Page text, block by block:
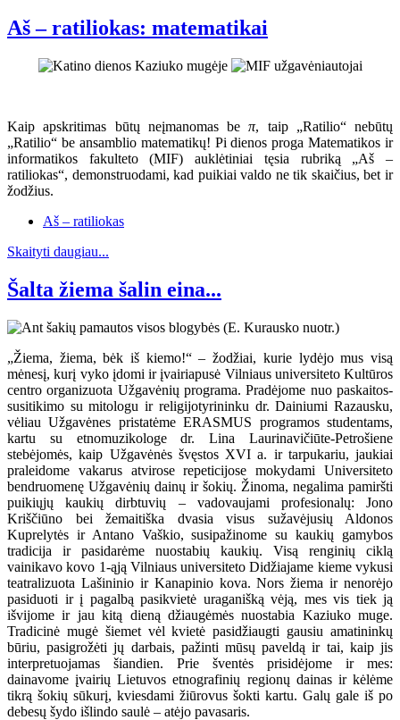
Aš – ratiliokas: matematikai
Kaip apskritimas būtų neįmanomas beπ, taip „Ratilio“ nebūtų
„Ratilio“ be ansamblio matematikų! Pi dienos proga Matematikos ir
informatikos fakulteto (MIF) auklėtiniai tęsia rubriką „Aš –
ratiliokas“, demonstruodami, kad puikiai valdo ne tik skaičius, bet ir
žodžius.
Aš – ratiliokas
Skaityti daugiau...
Šalta žiema šalin eina...
„Žiema, žiema, bėk iš kiemo!“ – žodžiai, kurie lydėjo mus visą
mėnesį, kurį vyko įdomi ir įvairiapusė Vilniaus universiteto Kultūros
centro organizuota Užgavėnių programa. Pradėjome nuo paskaitos-
susitikimo su mitologu ir religijotyrininku dr. Dainiumi Razausku,
vėliau Užgavėnes pristatėme ERASMUS programos studentams,
kartu su etnomuzikologe dr. Lina Laurinavičiūte-Petrošiene
stebėjomės, kaip Užgavėnės švęstos XVI a. ir tarpukariu, jaukiai
praleidome vakarus atvirose repeticijose mokydami Universiteto
bendruomenę Užgavėnių dainų ir šokių. Žinoma, negalima pamiršti
puikiųjų kaukių dirbtuvių – vadovaujami profesionalų: Jono
Kriščiūno bei žemaitiška dvasia visus sužavėjusių Aldonos
Kuprelytės ir Antano Vaškio, susipažinome su kaukių gamybos
tradicija ir pasidarėme nuostabių kaukių. Visą renginių ciklą
vainikavo kovo 1-ąją Vilniaus universiteto Didžiajame kieme vykusi
teatralizuota Lašininio ir Kanapinio kova. Nors žiema ir nenorėjo
pasiduoti ir į pagalbą pasikvietė uraganišką vėją, mes vis tiek ją
išvijome ir jau kitą dieną džiaugėmės nuostabia Kaziuko muge.
Tradicinė mugė šiemet vėl kvietė pasidžiaugti gausiu amatininkų
būriu, pasigrožėti jų darbais, pažinti mūsų paveldą ir tai, kaip jis
interpretuojamas šiandien. Prie šventės prisidėjome ir mes:
dainavome įvairių Lietuvos etnografinių regionų dainas ir kėlėme
tikrą šokių sūkurį, kviesdami žiūrovus šokti kartu. Galų gale iš po
debesų šydo išlindo saulė – atėjo pavasaris.